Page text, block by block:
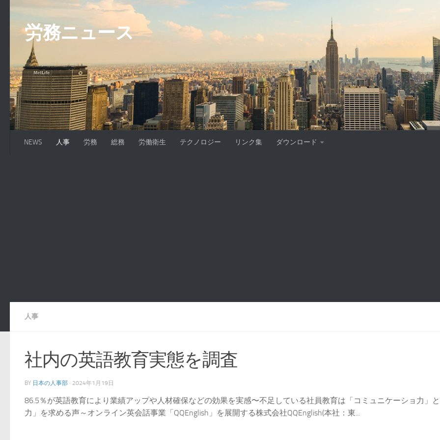
労務ニュース
NEWS 人事 労務 総務 労働衛生 テクノロジー リンク集 ダウンロード
人事
社内の英語教育実態を調査
BY 日本の人事部 · 2024年1月19日
86.5％が英語教育により業績アップや人材確保などの効果を実感〜不足している社員教育は「コミュニケーショ力」
力」を求める声～オンライン英会話事業「QQEnglish」を展開する株式会社QQEnglish(本社：東...